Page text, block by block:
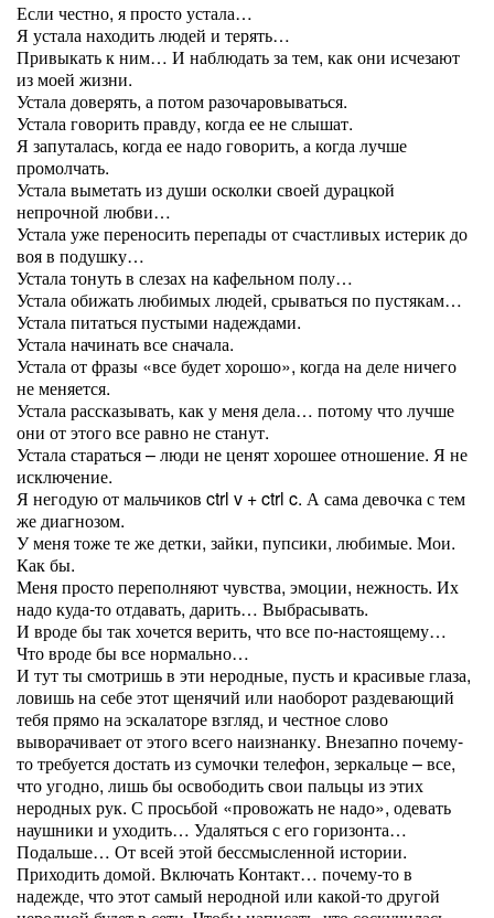
Если честно, я просто устала…
Я устала находить людей и терять…
Привыкать к ним… И наблюдать за тем, как они исчезают
из моей жизни.
Устала доверять, а потом разочаровываться.
Устала говорить правду, когда ее не слышат.
Я запуталась, когда ее надо говорить, а когда лучше
промолчать.
Устала выметать из души осколки своей дурацкой
непрочной любви…
Устала уже переносить перепады от счастливых истерик до
воя в подушку…
Устала тонуть в слезах на кафельном полу…
Устала обижать любимых людей, срываться по пустякам…
Устала питаться пустыми надеждами.
Устала начинать все сначала.
Устала от фразы «все будет хорошо», когда на деле ничего
не меняется.
Устала рассказывать, как у меня дела… потому что лучше
они от этого все равно не станут.
Устала стараться – люди не ценят хорошее отношение. Я не
исключение.
Я негодую от мальчиков ctrl v + ctrl c. А сама девочка с тем
же диагнозом.
У меня тоже те же детки, зайки, пупсики, любимые. Мои.
Как бы.
Меня просто переполняют чувства, эмоции, нежность. Их
надо куда-то отдавать, дарить… Выбрасывать.
И вроде бы так хочется верить, что все по-настоящему…
Что вроде бы все нормально…
И тут ты смотришь в эти неродные, пусть и красивые глаза,
ловишь на себе этот щенячий или наоборот раздевающий
тебя прямо на эскалаторе взгляд, и честное слово
выворачивает от этого всего наизнанку. Внезапно почему-
то требуется достать из сумочки телефон, зеркальце – все,
что угодно, лишь бы освободить свои пальцы из этих
неродных рук. С просьбой «провожать не надо», одевать
наушники и уходить… Удаляться с его горизонта…
Подальше… От всей этой бессмысленной истории.
Приходить домой. Включать Контакт… почему-то в
надежде, что этот самый неродной или какой-то другой